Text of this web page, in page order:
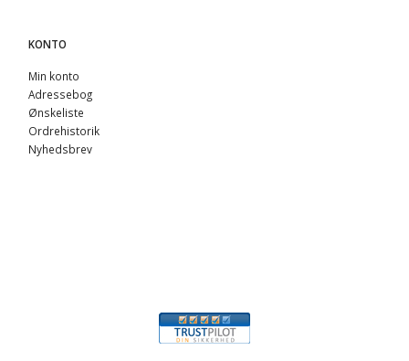
KONTO
Min konto
Adressebog
Ønskeliste
Ordrehistorik
Nyhedsbrev